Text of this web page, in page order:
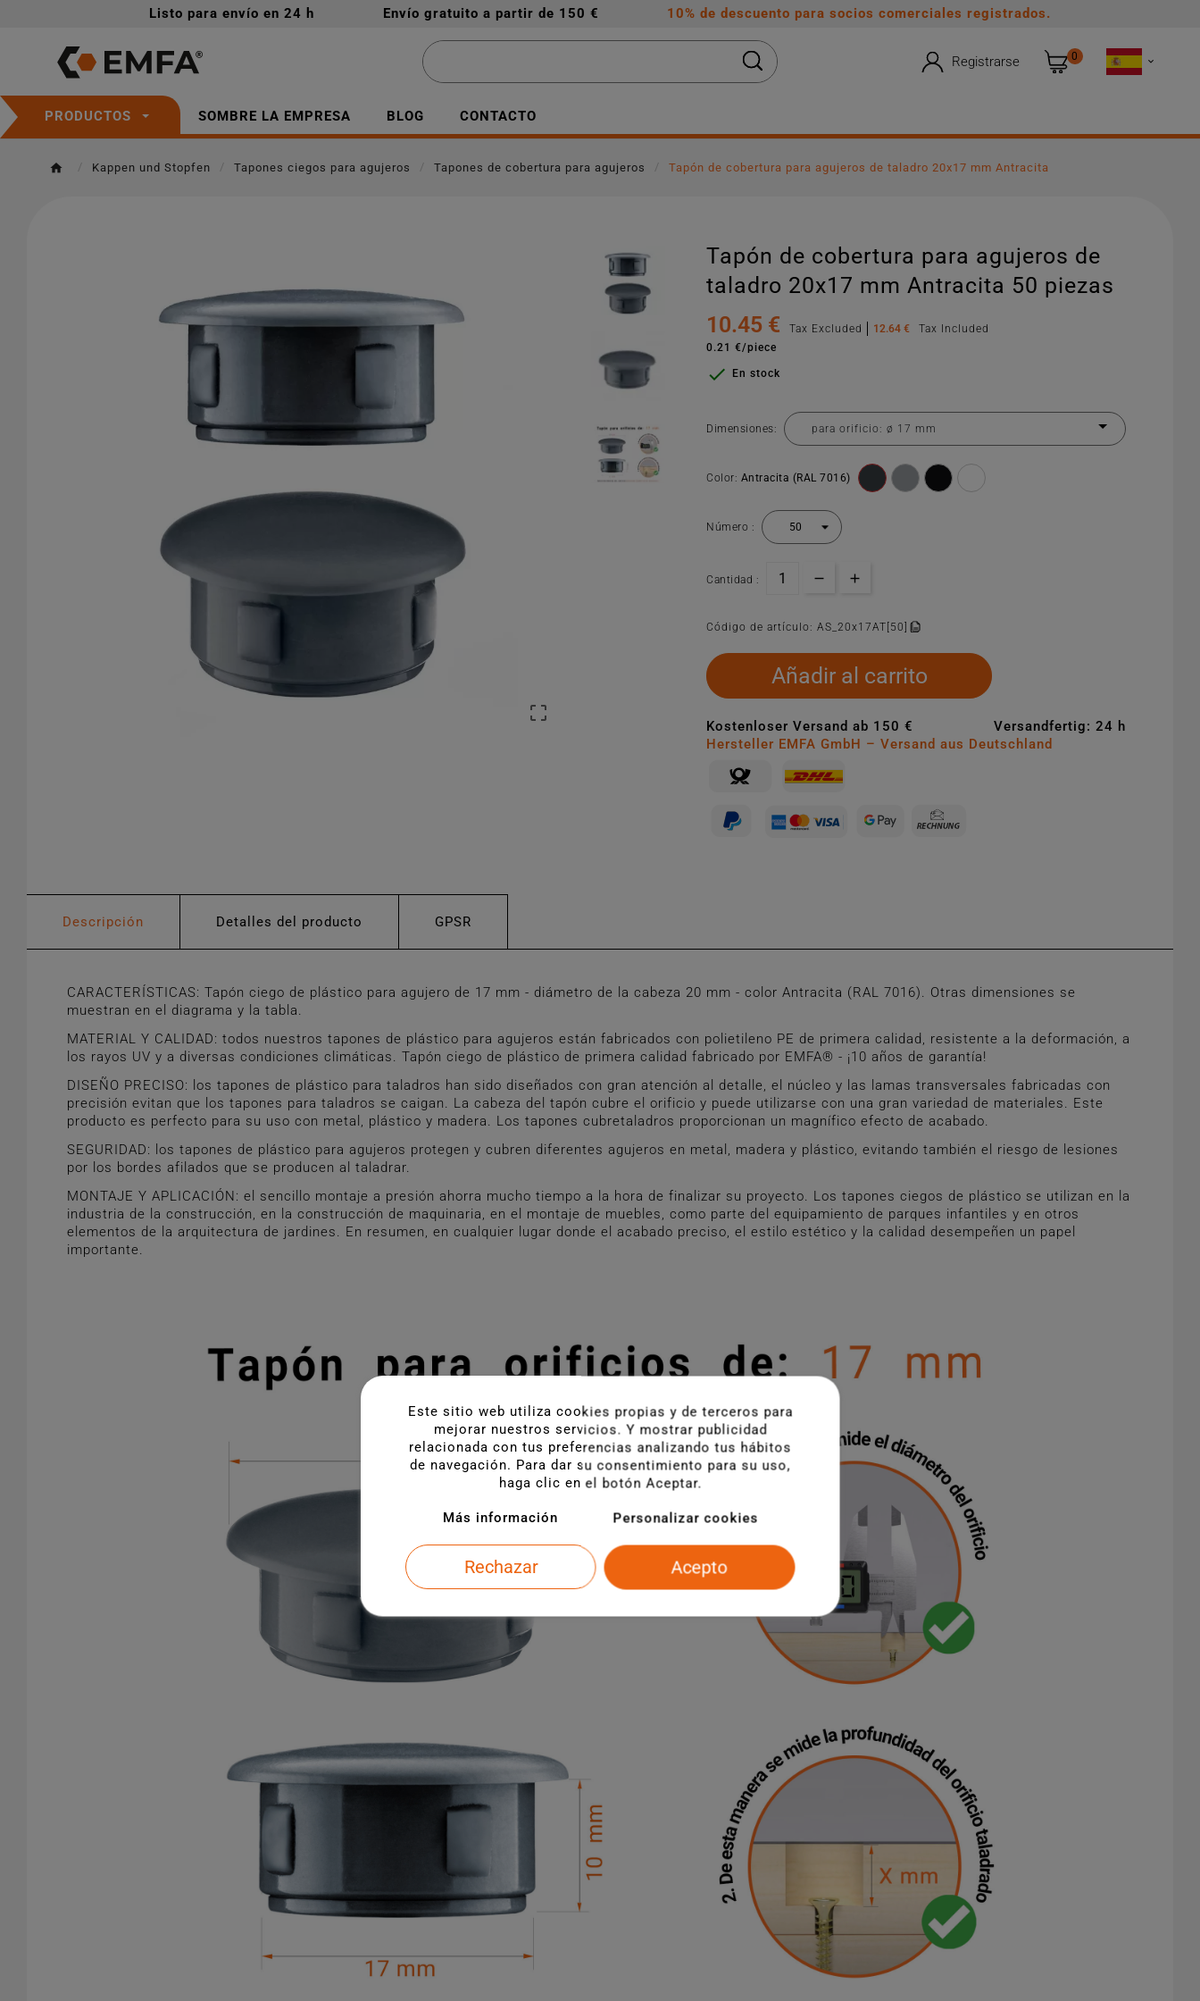
Listo para envío en 24 h Envío gratuito a partir de 150 € 10% de descuento para socios comerciales registrados.
Registrarse 0 
PRODUCTOS SOMBRE LA EMPRESA BLOG CONTACTO
Kappen und Stopfen Tapones ciegos para agujeros Tapones de cobertura para agujeros Tapón de cobertura para agujeros de taladro 20x17 mm Antracita

Tapón de cobertura para agujeros de
taladro 20x17 mm Antracita 50 piezas
10.45 €
Tax Excluded 12.64 €
Tax Included
0.21 €/piece
 En stock
Dimensiones:
Color: Antracita (RAL 7016)
Número :
Cantidad :
Código de artículo:AS_20x17AT[50]
Añadir al carrito
Kostenloser Versand ab 150 €
Versandfertig: 24 h
Hersteller EMFA GmbH – Versand aus Deutschland
Descripción Detalles del producto GPSR
CARACTERÍSTICAS: Tapón ciego de plástico para agujero de 17 mm - diámetro de la cabeza 20 mm - color Antracita (RAL 7016). Otras dimensiones se
muestran en el diagrama y la tabla.
MATERIAL Y CALIDAD: todos nuestros tapones de plástico para agujeros están fabricados con polietileno PE de primera calidad, resistente a la deformación, a
los rayos UV y a diversas condiciones climáticas. Tapón ciego de plástico de primera calidad fabricado por EMFA® - ¡10 años de garantía!
DISEÑO PRECISO: los tapones de plástico para taladros han sido diseñados con gran atención al detalle, el núcleo y las lamas transversales fabricadas con
precisión evitan que los tapones para taladros se caigan. La cabeza del tapón cubre el orificio y puede utilizarse con una gran variedad de materiales. Este
producto es perfecto para su uso con metal, plástico y madera. Los tapones cubretaladros proporcionan un magnífico efecto de acabado.
SEGURIDAD: los tapones de plástico para agujeros protegen y cubren diferentes agujeros en metal, madera y plástico, evitando también el riesgo de lesiones
por los bordes afilados que se producen al taladrar.
MONTAJE Y APLICACIÓN: el sencillo montaje a presión ahorra mucho tiempo a la hora de finalizar su proyecto. Los tapones ciegos de plástico se utilizan en la
industria de la construcción, en la construcción de maquinaria, en el montaje de muebles, como parte del equipamiento de parques infantiles y en otros
elementos de la arquitectura de jardines. En resumen, en cualquier lugar donde el acabado preciso, el estilo estético y la calidad desempeñen un papel
importante.
Este sitio web utiliza cookies propias y de terceros para
mejorar nuestros servicios. Y mostrar publicidad
relacionada con tus preferencias analizando tus hábitos
de navegación. Para dar su consentimiento para su uso,
haga clic en el botón Aceptar.
Más información Personalizar cookies
Rechazar Acepto